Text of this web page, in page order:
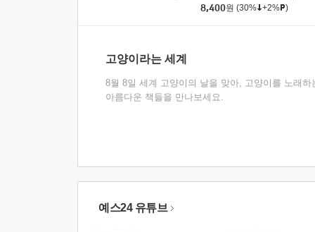
8,400원 (30% +2% )
고양이라는 세계
8월 8일 세계 고양이의 날을 맞아, 고양이를 노래하
아름다운 책들을 만나보세요.
예스24 유튜브